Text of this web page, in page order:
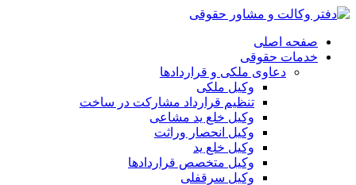
صفحه اصلی
خدمات حقوقی
دعاوی ملکی و قراردادها
وکیل ملکی
تنظیم قرارداد مشارکت در ساخت
وکیل خلع ید مشاعی
وکیل انحصار وراثت
وکیل خلع ید
وکیل متخصص قراردادها
وکیل سرقفلی